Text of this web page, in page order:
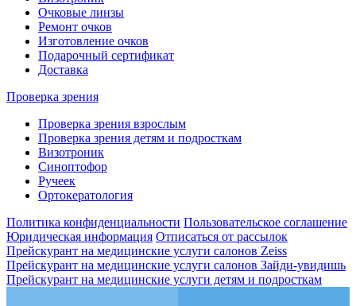
Очковые линзы
Ремонт очков
Изготовление очков
Подарочный сертификат
Доставка
Проверка зрения
Проверка зрения взрослым
Проверка зрения детям и подросткам
Визотроник
Синоптофор
Ручеек
Ортокератология
Политика конфиденциальности Пользовательское соглашение
Юридическая информация Отписаться от рассылок
Прейскурант на медицинские услуги салонов Zeiss
Прейскурант на медицинские услуги салонов Зайди-увидишь
Прейскурант на медицинские услуги детям и подросткам